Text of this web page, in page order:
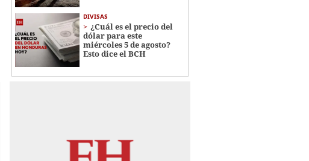
DIVISAS
¿Cuál es el precio del
dólar para este
miércoles 5 de agosto?
Esto dice el BCH